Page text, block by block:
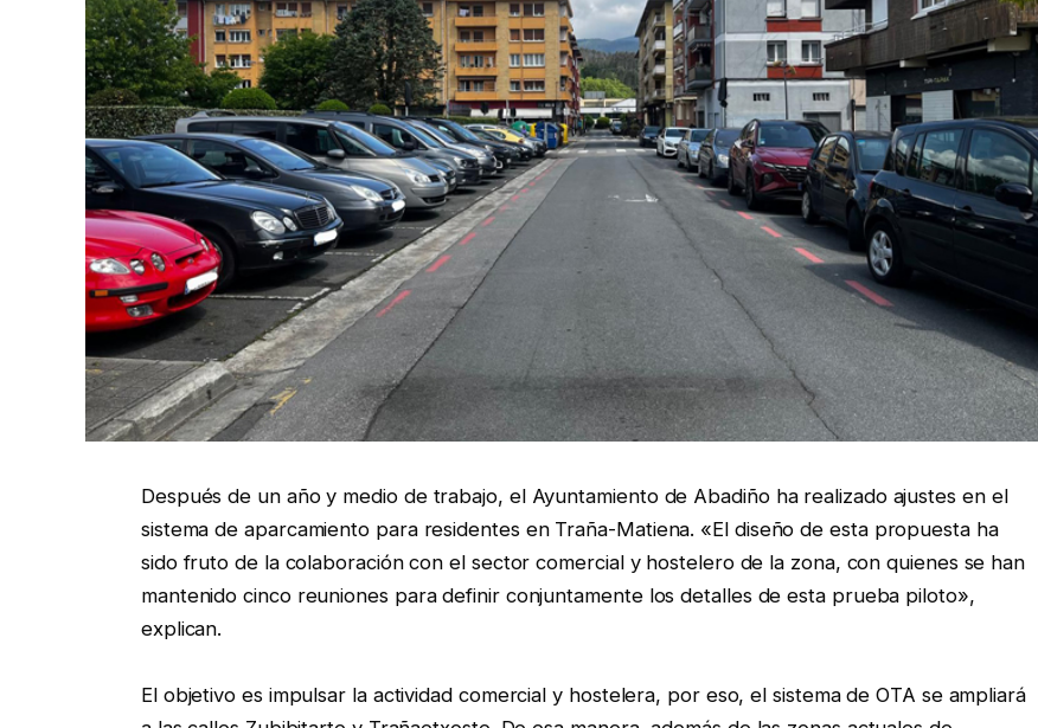
Después de un año y medio de trabajo, el Ayuntamiento de Abadiño ha realizado ajustes en el
sistema de aparcamiento para residentes en Traña-Matiena. «El diseño de esta propuesta ha
sido fruto de la colaboración con el sector comercial y hostelero de la zona, con quienes se han
mantenido cinco reuniones para definir conjuntamente los detalles de esta prueba piloto»,
explican.
El objetivo es impulsar la actividad comercial y hostelera, por eso, el sistema de OTA se ampliará